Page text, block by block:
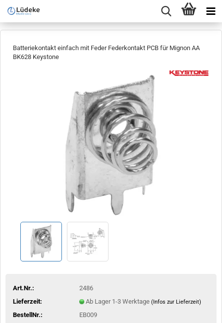
Batteriekontakt einfach mit Feder Federkontakt PCB für Mignon AA
BK628 Keystone
Art.Nr.:
2486
Lieferzeit:
Ab Lager 1-3 Werktage (Infos zur Lieferzeit)
BestellNr.:
EB009